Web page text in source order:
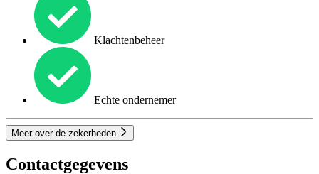
Klachtenbeheer
Echte ondernemer
Meer over de zekerheden
Contactgegevens